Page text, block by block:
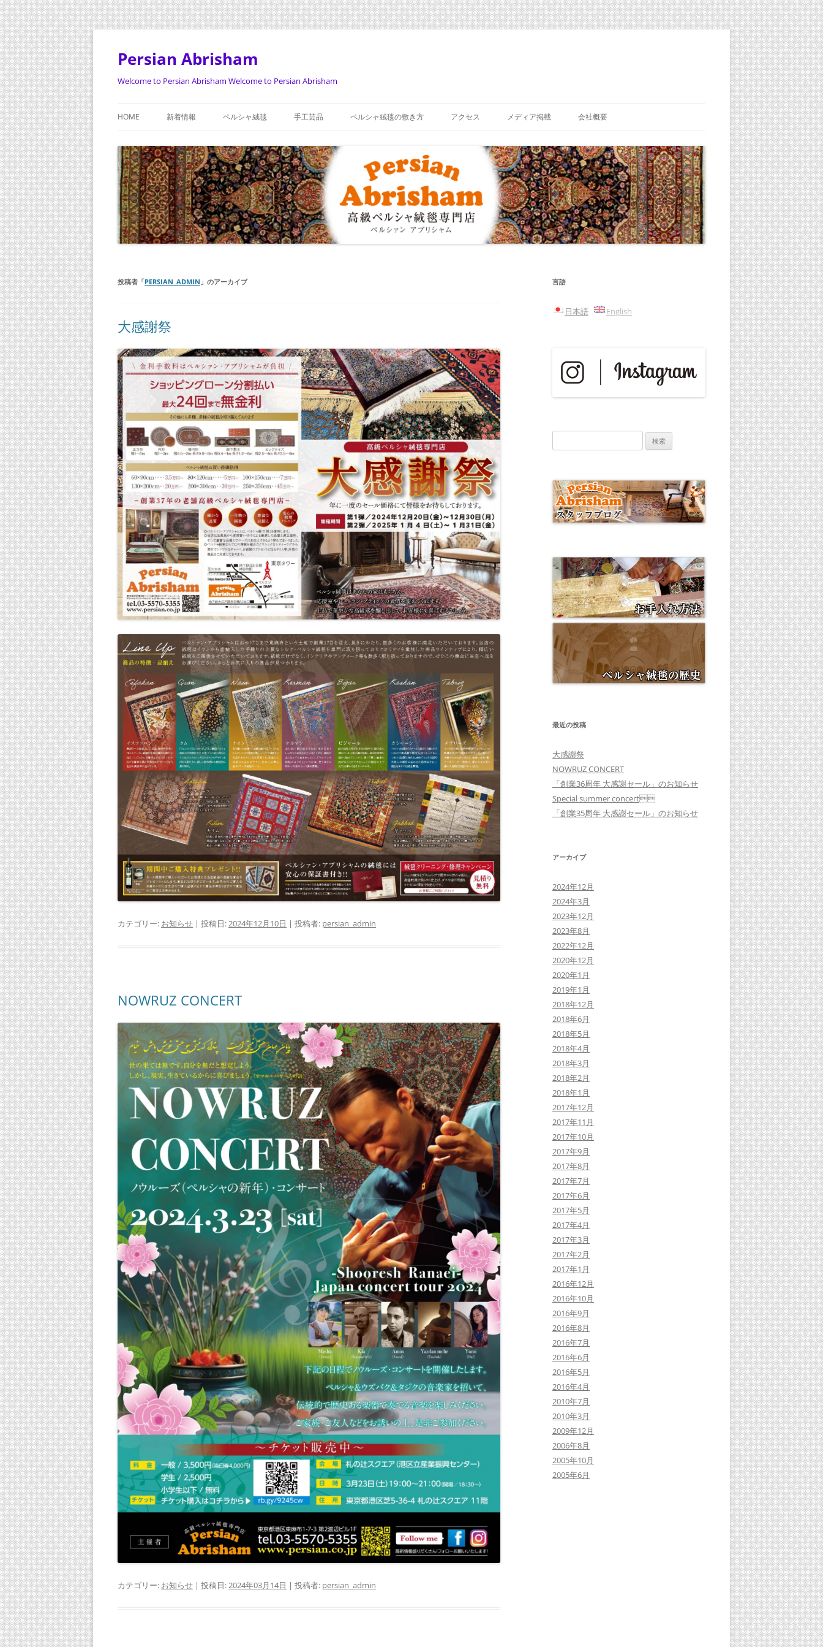
Persian Abrisham
Welcome to Persian Abrisham Welcome to Persian Abrisham
ン
テ
ス
キ
ッ
HOME 新着情報 ペルシャ絨毯 手工芸品 ペルシャ絨毯の敷き方 アクセス メディア掲載 会社概要
投稿者「PERSIAN_ADMIN 」のアーカイブ
大感謝祭
カテゴリー: お知らせ | 投稿日:2024年12月10日 | 投稿者: persian_admin
NOWRUZ CONCERT
カテゴリー: お知らせ | 投稿日:2024年03月14日 | 投稿者: persian_admin
言語
日本語 English
索:
最近の投稿
大感謝祭
NOWRUZ CONCERT
「創業36周年 大感謝セール」のお知らせ
Special summer concert
「創業35周年 大感謝セール」のお知らせ
アーカイブ
2024年12月
2024年3月
2023年12月
2023年8月
2022年12月
2020年12月
2020年1月
2019年1月
2018年12月
2018年6月
2018年5月
2018年4月
2018年3月
2018年2月
2018年1月
2017年12月
2017年11月
2017年10月
2017年9月
2017年8月
2017年7月
2017年6月
2017年5月
2017年4月
2017年3月
2017年2月
2017年1月
2016年12月
2016年10月
2016年9月
2016年8月
2016年7月
2016年6月
2016年5月
2016年4月
2010年7月
2010年3月
2009年12月
2006年8月
2005年10月
2005年6月